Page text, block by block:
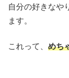
自分の好きなや
ます。
これって、 めち